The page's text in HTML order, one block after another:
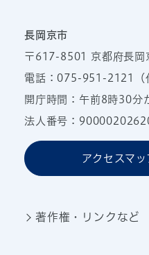
長岡京市
〒617-8501 京都府長
電話：075-951-2121
開庁時間：午前8時30
法人番号：
アクセスマッ
著作権・リンクなど